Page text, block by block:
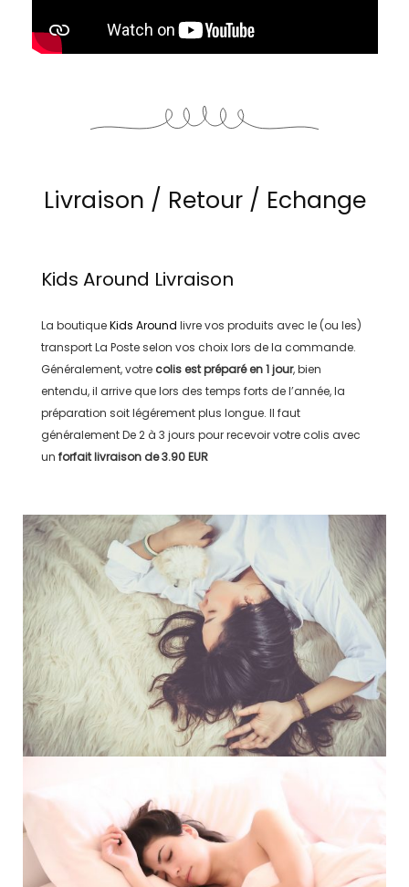
Livraison / Retour / Echange
Kids Around Livraison
La boutiqueKids Around livre vos produits avec le (ou les)
transportLa Posteselon vos choix lors de la commande.
Généralement, votre colis est préparé en1 jour, bien
entendu, il arrive que lors des temps forts de l’année, la
préparation soit légérement plus longue. Il faut
généralementDe 2 à 3 jours pour recevoir votre colis avec
un forfait livraison de3.90 EUR